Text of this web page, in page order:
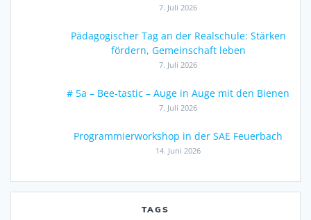
7. Juli 2026
Pädagogischer Tag an der Realschule: Stärken
fördern, Gemeinschaft leben
7. Juli 2026
# 5a – Bee-tastic – Auge in Auge mit den Bienen
7. Juli 2026
Programmierworkshop in der SAE Feuerbach
14. Juni 2026
TAGS